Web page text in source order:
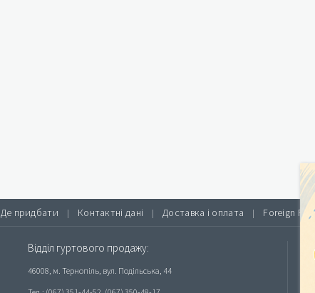
Де придбати | Контактні дані | Доставка і оплата | Foreign
Відділ гуртового продажу:
46008, м. Тернопіль, вул. Подільська, 44